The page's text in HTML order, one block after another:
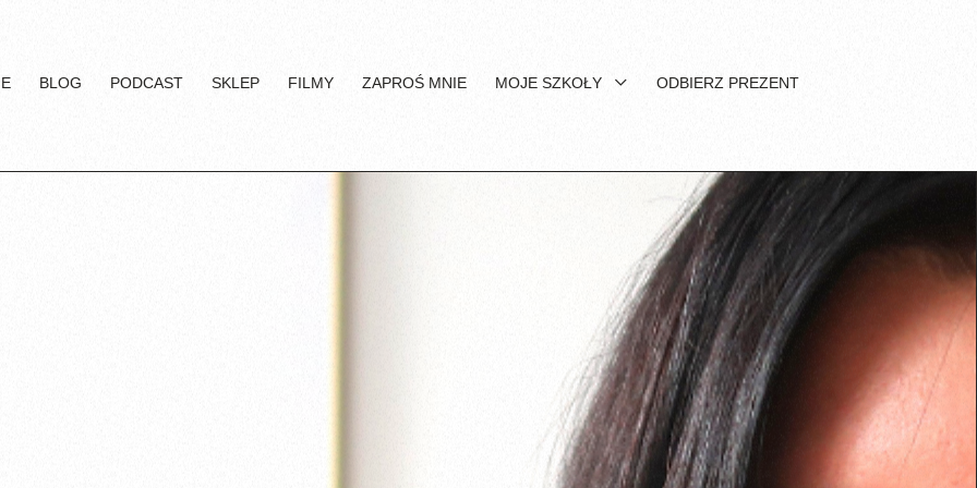
BLOG PODCAST SKLEP FILMY ZAPROŚ MNIE MOJE SZKOŁY ODBIERZ PREZENT